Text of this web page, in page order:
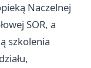
Naczelnej
SOR, a
szkolenia